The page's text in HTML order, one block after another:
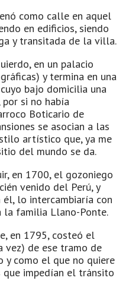
como calle en aquel
en edificios, siendo
y transitada de la villa.
en un palacio
y termina en una
bajo domicilia una
si no había
Boticario de
se asocian a las
artístico que, ya me
del mundo se da.
en 1700, el gozoniego
venido del Perú, y
lo intercambiaría con
la familia Llano-Ponte.
en 1795, costeó el
vez) de ese tramo de
y como el que no quiere
impedían el tránsito